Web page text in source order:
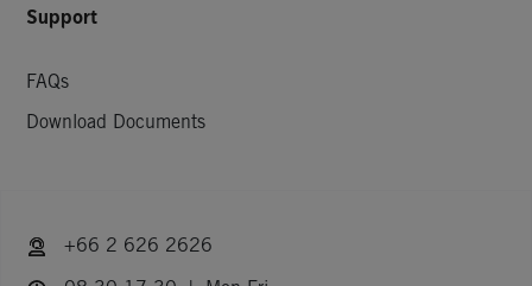
Support
FAQs
Download Documents
+66 2 626 2626